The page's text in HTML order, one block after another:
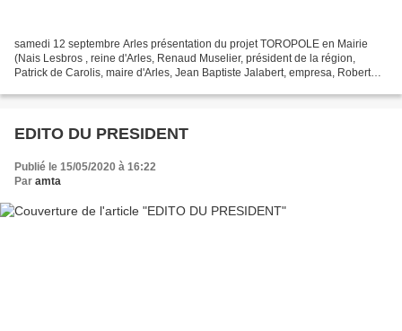
samedi 12 septembre Arles présentation du projet TOROPOLE en Mairie
(Nais Lesbros , reine d'Arles, Renaud Muselier, président de la région,
Patrick de Carolis, maire d'Arles, Jean Baptiste Jalabert, empresa, Robert
EDITO DU PRESIDENT
Publié le 15/05/2020 à 16:22
Par amta